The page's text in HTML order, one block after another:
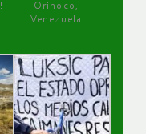
Orinoco,
Venezuela